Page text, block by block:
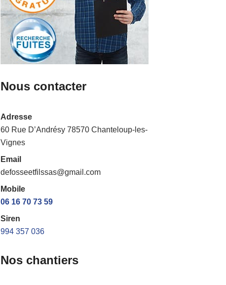
Nous contacter
Adresse
60 Rue D’Andrésy 78570 Chanteloup-les-
Vignes
Email
defosseetfilssas@gmail.com
Mobile
06 16 70 73 59
Siren
994 357 036
Nos chantiers